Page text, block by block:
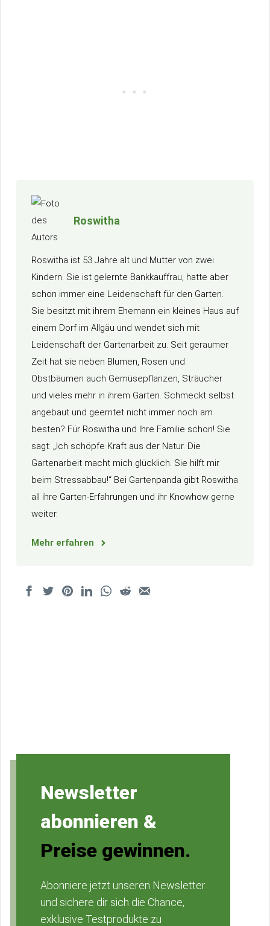
Roswitha
Roswitha ist 53 Jahre alt und Mutter von zwei
Kindern. Sie ist gelernte Bankkauffrau, hatte aber
schon immer eine Leidenschaft für den Garten.
Sie besitzt mit ihrem Ehemann ein kleines Haus auf
einem Dorf im Allgäu und wendet sich mit
Leidenschaft der Gartenarbeit zu. Seit geraumer
Zeit hat sie neben Blumen, Rosen und
Obstbäumen auch Gemüsepflanzen, Sträucher
und vieles mehr in ihrem Garten. Schmeckt selbst
angebaut und geerntet nicht immer noch am
besten? Für Roswitha und Ihre Familie schon! Sie
sagt: „Ich schöpfe Kraft aus der Natur. Die
Gartenarbeit macht mich glücklich. Sie hilft mir
beim Stressabbau!“ Bei Gartenpanda gibt Roswitha
all ihre Garten-Erfahrungen und ihr Knowhow gerne
weiter.
Mehr erfahren
Newsletter
abonnieren &
Preise gewinnen.
Abonniere jetzt unseren Newsletter
und sichere dir sich die Chance,
exklusive Testprodukte zu